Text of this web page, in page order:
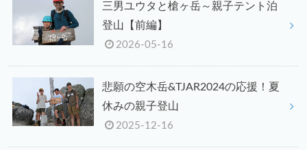
三男ユウタと槍ヶ岳～親子テント泊
登山【前編】
2026-05-16
悲願の空木岳&TJAR2024の応援！夏
休みの親子登山
2025-12-16